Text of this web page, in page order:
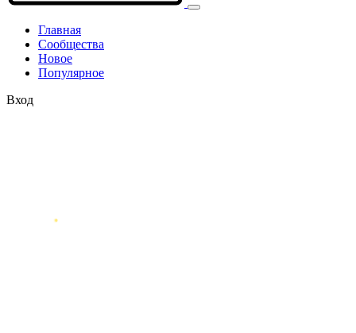
Главная
Сообщества
Новое
Популярное
Вход